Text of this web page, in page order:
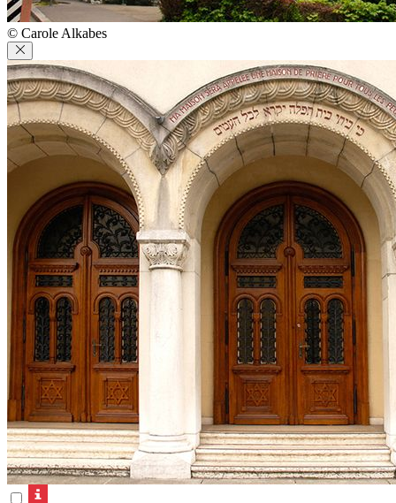
© Carole Alkabes